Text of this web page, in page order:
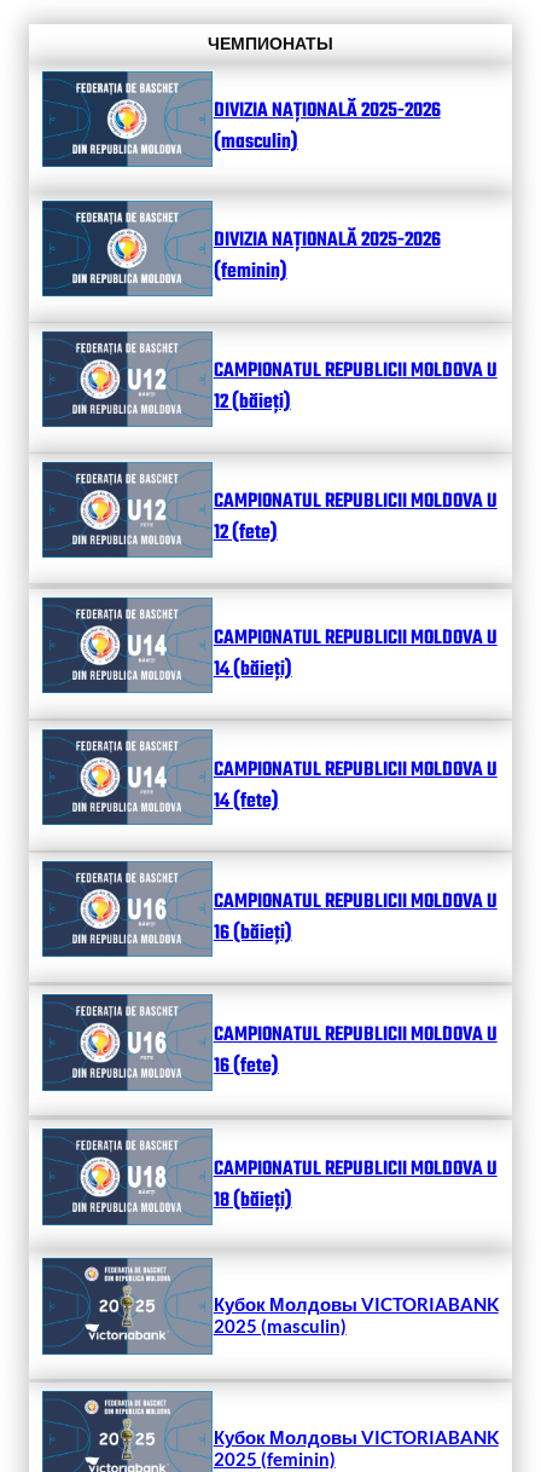
ЧЕМПИОНАТЫ
DIVIZIA NAȚIONALĂ 2025-2026
(masculin)
DIVIZIA NAȚIONALĂ 2025-2026
(feminin)
CAMPIONATUL REPUBLICII MOLDOVA U
12 (băieți)
CAMPIONATUL REPUBLICII MOLDOVA U
12 (fete)
CAMPIONATUL REPUBLICII MOLDOVA U
14 (băieți)
CAMPIONATUL REPUBLICII MOLDOVA U
14 (fete)
CAMPIONATUL REPUBLICII MOLDOVA U
16 (băieți)
CAMPIONATUL REPUBLICII MOLDOVA U
16 (fete)
CAMPIONATUL REPUBLICII MOLDOVA U
18 (băieți)
Кубок Молдовы VICTORIABANK
2025 (masculin)
Кубок Молдовы VICTORIABANK
2025 (feminin)